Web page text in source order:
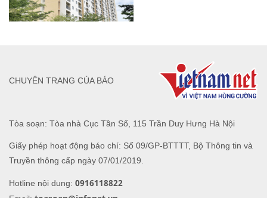
Tòa soạn: Tòa nhà Cục Tần Số, 115 Trần Duy Hưng Hà Nội
Giấy phép hoạt động báo chí: Số 09/GP-BTTTT, Bộ Thông tin và
Truyền thông cấp ngày 07/01/2019.
Hotline nội dung: 0916118822
CHUYÊN TRANG CỦA BÁO